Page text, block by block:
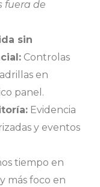
fuera de
sin
Controlas
en
panel.
Evidencia
y eventos
tiempo en
más foco en